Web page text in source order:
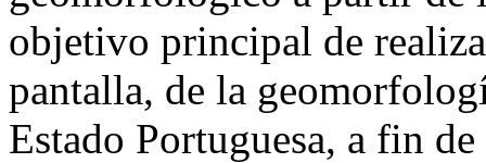
objetivo principal de
pantalla, de la
Estado Portuguesa, a fin